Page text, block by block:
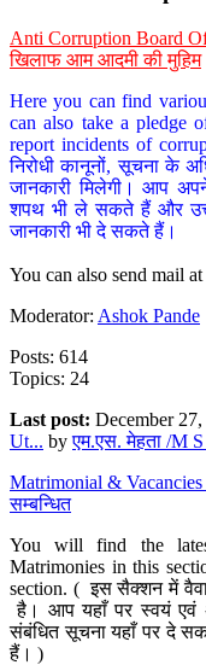
Anti Corruption Board
खिलाफ आम आदमी की मुहिम
Here you can find
can also take a pledge
report incidents of
निरोधी कानूनों, सूचना के
जानकारी मिलेगी। आप
शपथ भी ले सकते हैं और
जानकारी भी दे सकते हैं।
You can also send mail at
Moderator: Ashok Pande
Posts: 614
Topics: 24
Last post: December
Ut... byएम.एस. मेहता /M
Matrimonial & Vacancies
सम्बन्धित
You will find the
Matrimonies in this
section. ( इस सैक्शन में
है। आप यहाँ पर स्वयं एवं
संबंधित सूचना यहाँ पर दे
हैं। )